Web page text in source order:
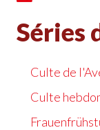
Séries
Culte de
Culte